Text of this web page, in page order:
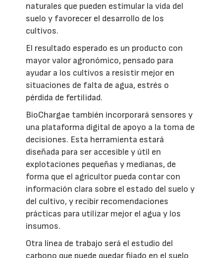
naturales que pueden estimular la vida del
suelo y favorecer el desarrollo de los
cultivos.
El resultado esperado es un producto con
mayor valor agronómico, pensado para
ayudar a los cultivos a resistir mejor en
situaciones de falta de agua, estrés o
pérdida de fertilidad.
BioChargae también incorporará sensores y
una plataforma digital de apoyo a la toma de
decisiones. Esta herramienta estará
diseñada para ser accesible y útil en
explotaciones pequeñas y medianas, de
forma que el agricultor pueda contar con
información clara sobre el estado del suelo y
del cultivo, y recibir recomendaciones
prácticas para utilizar mejor el agua y los
insumos.
Otra línea de trabajo será el estudio del
carbono que puede quedar fijado en el suelo